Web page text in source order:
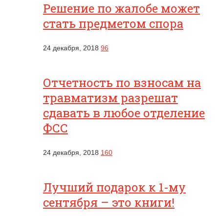
Решение по жалобе может
стать предметом спора
24 декабря, 2018 96
Отчетность по взносам на
травматизм разрешат
сдавать в любое отделение
ФСС
24 декабря, 2018 160
Лучший подарок к 1-му
сентября – это книги!